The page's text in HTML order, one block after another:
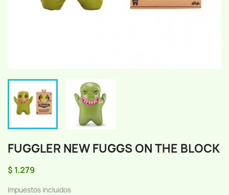
FUGGLER NEW FUGGS ON THE BLOCK
$ 1.279
Impuestos incluidos